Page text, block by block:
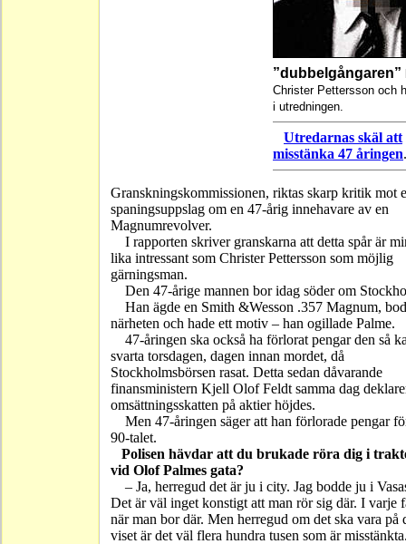
”dubbelgångaren”
Christer Pettersson och
i utredningen.
Utredarnas skäl att
misstänka 47 åringen.
Granskningskommissionen, riktas skarp kritik mot
spaningsuppslag om en 47-årig innehavare av en
Magnumrevolver.
I rapporten skriver granskarna att detta spår är
lika intressant som Christer Pettersson som möjlig
gärningsman.
Den 47-årige mannen bor idag söder om
Han ägde en Smith &Wesson .357 Magnum,
närheten och hade ett motiv – han ogillade Palme.
47-åringen ska också ha förlorat pengar den så
svarta torsdagen, dagen innan mordet, då
Stockholmsbörsen rasat. Detta sedan dåvarande
finansministern Kjell Olof Feldt samma dag
omsättningsskatten på aktier höjdes.
Men 47-åringen säger att han förlorade pengar
90-talet.
Polisen hävdar att du brukade röra dig i
vid Olof Palmes gata?
– Ja, herregud det är ju i city. Jag bodde ju i
Det är väl inget konstigt att man rör sig där. I varje
när man bor där. Men herregud om det ska vara på
viset är det väl flera hundra tusen som är